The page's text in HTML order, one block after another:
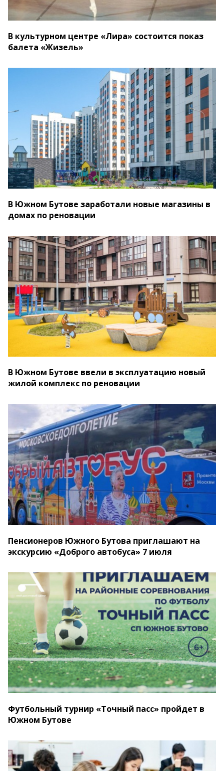
В культурном центре «Лира» состоится показ
балета «Жизель»
В Южном Бутове заработали новые магазины в
домах по реновации
В Южном Бутове ввели в эксплуатацию новый
жилой комплекс по реновации
Пенсионеров Южного Бутова приглашают на
экскурсию «Доброго автобуса» 7 июля
Футбольный турнир «Точный пасс» пройдет в
Южном Бутове